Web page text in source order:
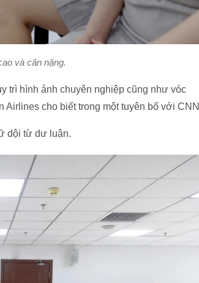
và cân nặng.
trì hình ảnh chuyên nghiệp cũng như vóc
cho biết trong một tuyên bố với CNN
dội từ dư luận.